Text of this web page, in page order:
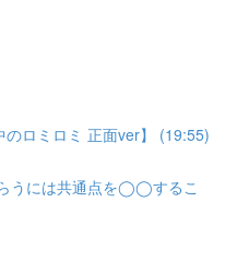
ロミロミ 正面ver】 (19:55)
うには共通点を◯◯するこ